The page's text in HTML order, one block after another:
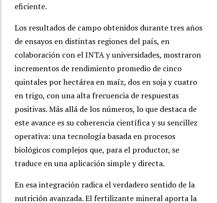
eficiente.
Los resultados de campo obtenidos durante tres años
de ensayos en distintas regiones del país, en
colaboración con el INTA y universidades, mostraron
incrementos de rendimiento promedio de cinco
quintales por hectárea en maíz, dos en soja y cuatro
en trigo, con una alta frecuencia de respuestas
positivas. Más allá de los números, lo que destaca de
este avance es su coherencia científica y su sencillez
operativa: una tecnología basada en procesos
biológicos complejos que, para el productor, se
traduce en una aplicación simple y directa.
En esa integración radica el verdadero sentido de la
nutrición avanzada. El fertilizante mineral aporta la